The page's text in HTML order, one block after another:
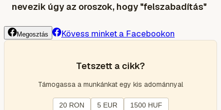
nevezik úgy az oroszok, hogy "felszabadítás"
Megosztás Kövess minket a Facebookon
Tetszett a cikk?
Támogassa a munkánkat egy kis adománnyal
20 RON 5 EUR 1500 HUF